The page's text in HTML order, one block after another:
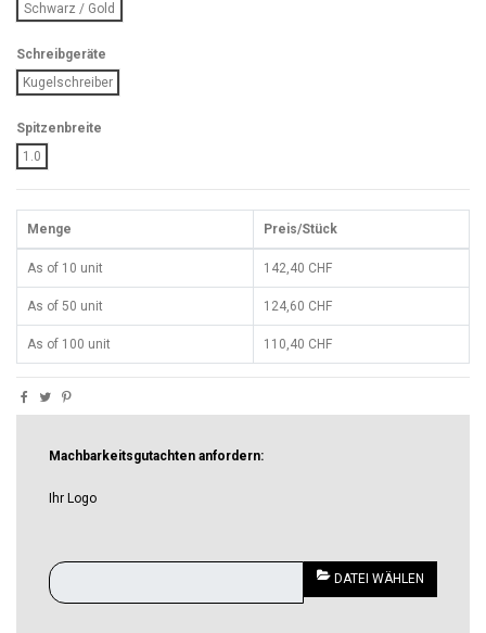
Schwarz / Gold
Schreibgeräte
Kugelschreiber
Spitzenbreite
1.0
Menge Preis/Stück
As of 10 unit 142,40 CHF
As of 50 unit 124,60 CHF
As of 100 unit 110,40 CHF
Machbarkeitsgutachten anfordern:
Ihr Logo
DATEI WÄHLEN